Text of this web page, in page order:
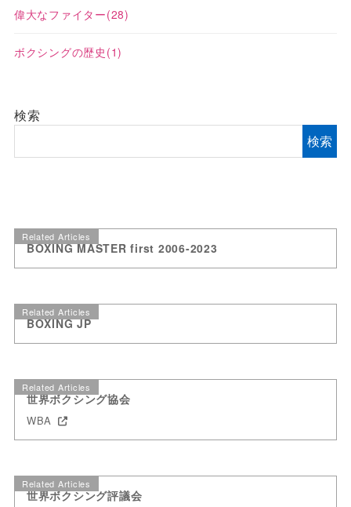
偉大なファイター(28)
ボクシングの歴史 (1)
検索
検索
Related Articles
BOXING MASTER first 2006-2023
Related Articles
BOXING JP
Related Articles
世界ボクシング協会
WBA
Related Articles
世界ボクシング評議会